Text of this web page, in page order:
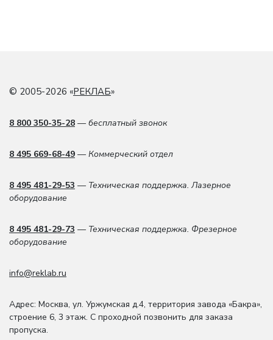
© 2005-2026 «РЕКЛАБ»
8 800 350-35-28 — бесплатный звонок
8 495 669-68-49 — Коммерческий отдел
8 495 481-29-53 — Техническая поддержка. Лазерное
оборудование
8 495 481-29-73 — Техническая поддержка. Фрезерное
оборудование
info@reklab.ru
Адрес: Москва, ул. Уржумская д.4, территория завода «Бакра»,
строение 6, 3 этаж. С проходной позвонить для заказа
пропуска.